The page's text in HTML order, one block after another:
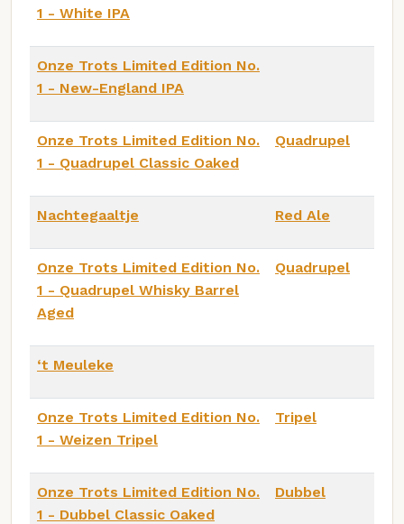
1 - White IPA
Onze Trots Limited Edition No.
1 - New-England IPA
Onze Trots Limited Edition No.
1 - Quadrupel Classic Oaked
Quadrupel
Nachtegaaltje Red Ale
Onze Trots Limited Edition No.
1 - Quadrupel Whisky Barrel
Aged
Quadrupel
‘t Meuleke
Onze Trots Limited Edition No.
1 - Weizen Tripel
Tripel
Onze Trots Limited Edition No.
1 - Dubbel Classic Oaked
Dubbel